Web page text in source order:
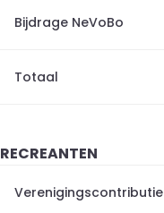
Bijdrage NeVoBo
Totaal
RECREANTEN
Verenigingscontributie